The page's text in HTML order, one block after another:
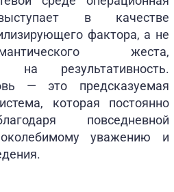
в качестве
фактора, а не
жеста,
на результативность.
— это предсказуемая
которая постоянно
повседневной
уважению и